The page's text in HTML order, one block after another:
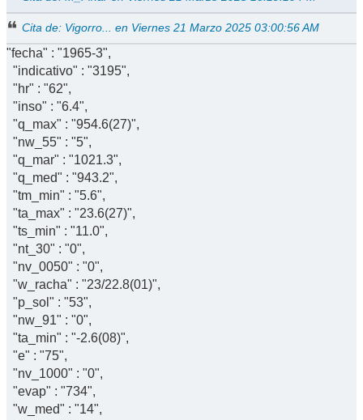
Cita de: Vigorro... en Viernes 21 Marzo 2025 03:00:56 AM
"fecha" : "1965-3",
"indicativo" : "3195",
"hr" : "62",
"inso" : "6.4",
"q_max" : "954.6(27)",
"nw_55" : "5",
"q_mar" : "1021.3",
"q_med" : "943.2",
"tm_min" : "5.6",
"ta_max" : "23.6(27)",
"ts_min" : "11.0",
"nt_30" : "0",
"nv_0050" : "0",
"w_racha" : "23/22.8(01)",
"p_sol" : "53",
"nw_91" : "0",
"ta_min" : "-2.6(08)",
"e" : "75",
"nv_1000" : "0",
"evap" : "734",
"w_med" : "14",